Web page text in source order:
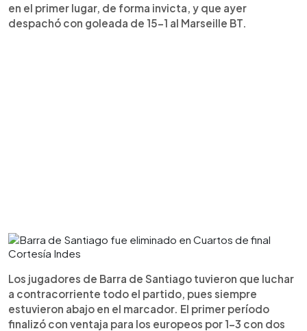
en el primer lugar, de forma invicta, y que ayer
despachó con goleada de 15-1 al Marseille BT.
Cortesía Indes
Los jugadores de Barra de Santiago tuvieron que luchar
a contracorriente todo el partido, pues siempre
estuvieron abajo en el marcador. El primer período
finalizó con ventaja para los europeos por 1-3 con dos